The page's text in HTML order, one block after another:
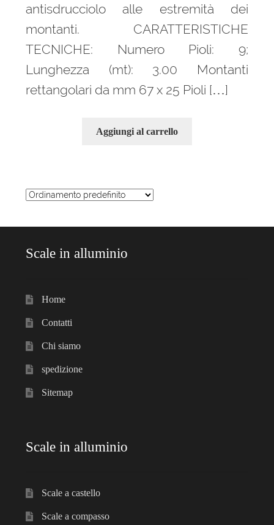
antisdrucciolo alle estremità dei
montanti. CARATTERISTICHE
TECNICHE: Numero Pioli: 9;
Lunghezza (mt): 3.00 Montanti
rettangolari da mm 67 x 25 Pioli […]
Aggiungi al carrello
Scale in alluminio
Home
Contatti
Chi siamo
spedizione
Sitemap
Scale in alluminio
Scale a castello
Scale a compasso